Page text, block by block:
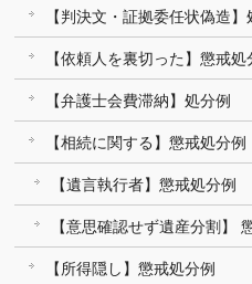
【判決文・証拠委任状偽造】
【依頼人を裏切った】懲戒処
【弁護士会費滞納】処分例
【相続に関する】懲戒処分例
【遺言執行者】懲戒処分例
【意思確認せず遺産分割】
【所得隠し】懲戒処分例